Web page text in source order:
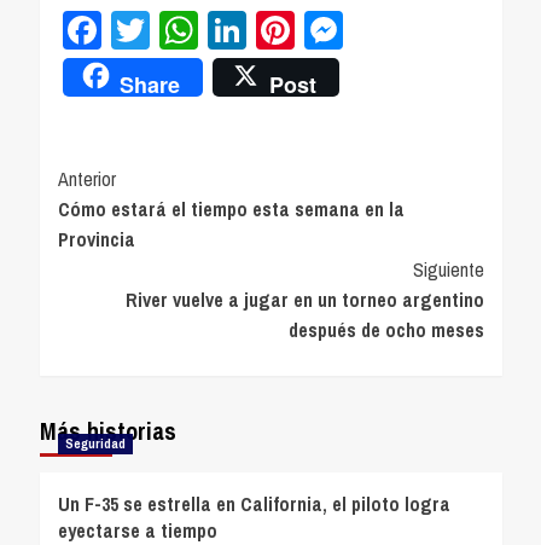
Facebook
Twitter
WhatsApp
LinkedIn
Pinterest
Messenger
Share Post
Navegación
de
entradas
Anterior
Cómo estará el tiempo esta semana en la
Provincia
Siguiente
River vuelve a jugar en un torneo argentino
después de ocho meses
Más historias
Seguridad
Un F-35 se estrella en California, el piloto logra
eyectarse a tiempo